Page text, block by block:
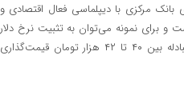
مرکزی با دیپلماسی فعال اقتصادی و
و برای نمونه می‌توان به تثبیت نرخ دلار
اشاره کرد که در بازار غیررسمی در کانال ۴۸ و ۴۹ هزار تومان و در مرکز مبادله بین ۴۰ تا ۴۲ هزار تومان قیمت‌گذاری